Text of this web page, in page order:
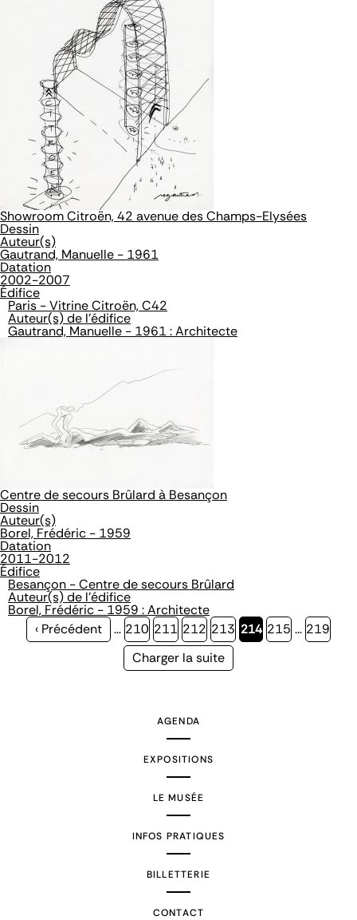
Showroom Citroën, 42 avenue des Champs-Elysées
Dessin
Auteur(s)
Gautrand, Manuelle - 1961
Datation
2002-2007
Édifice
Paris - Vitrine Citroën, C42
Auteur(s) de l'édifice
Gautrand, Manuelle - 1961 : Architecte
Centre de secours Brûlard à Besançon
Dessin
Auteur(s)
Borel, Frédéric - 1959
Datation
2011-2012
Édifice
Besançon - Centre de secours Brûlard
Auteur(s) de l'édifice
Borel, Frédéric - 1959 : Architecte
Page
‹ Précédent … Page
210 Page
211 Page
212 Page
213 Page
214 Page
215 … Page
219
Page
Charger la suite
AGENDA
EXPOSITIONS
LE MUSÉE
INFOS PRATIQUES
BILLETTERIE
CONTACT